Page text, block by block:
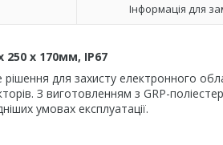
Інформація для
250 x 170мм, ІР67
для захисту електронного
З виготовленням з GRP-
умовах експлуатації.